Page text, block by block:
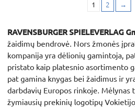
1 2 →
RAVENSBURGER SPIELEVERLAG
žaidimų bendrovė. Nors žmonės
kompanija yra dėlionių gamintoja,
pristato kaip platesnio asortimento
pat gamina knygas bei žaidimus ir
darbdavių Europos rinkoje. Mėlynas
žymiausių prekinių logotipų